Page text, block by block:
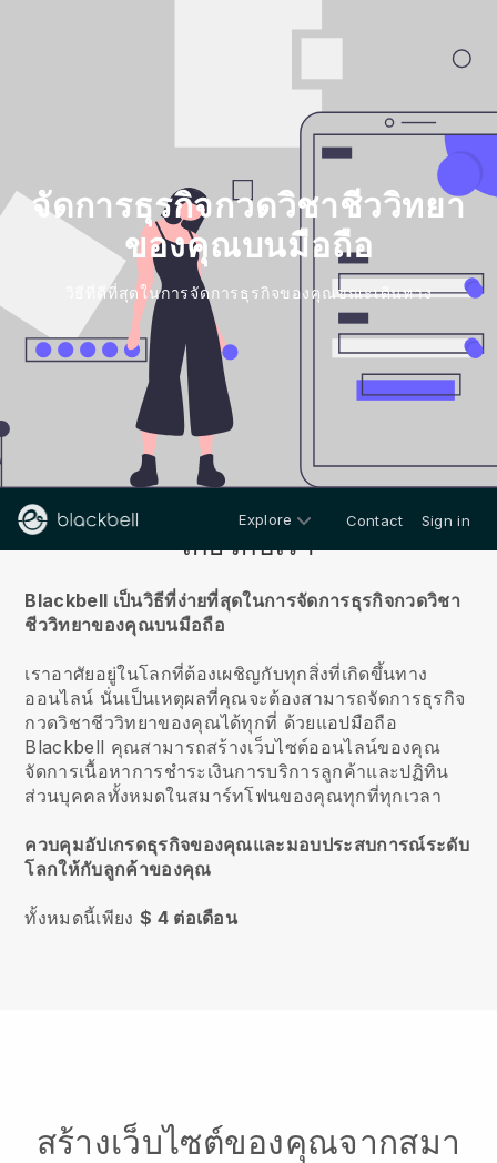
จัดการธุรกิจกวดวิชาชีววิทยา
ของคุณบนมือถือ
วิธีที่ดีที่สุดในการจัดการธุรกิจของคุณขณะเดินทาง
Explore Contact Sign in
เกี่ยวกับเรา
Blackbell เป็นวิธีที่ง่ายที่สุดในการจัดการธุรกิจกวดวิชา
ชีววิทยาของคุณบนมือถือ
เราอาศัยอยู่ในโลกที่ต้องเผชิญกับทุกสิ่งที่เกิดขึ้นทาง
ออนไลน์ นั่นเป็นเหตุผลที่คุณจะต้องสามารถจัดการธุรกิจ
กวดวิชาชีววิทยาของคุณได้ทุกที่ ด้วยแอปมือถือ
Blackbell คุณสามารถสร้างเว็บไซต์ออนไลน์ของคุณ
จัดการเนื้อหาการชำระเงินการบริการลูกค้าและปฏิทิน
ส่วนบุคคลทั้งหมดในสมาร์ทโฟนของคุณทุกที่ทุกเวลา
ควบคุมอัปเกรดธุรกิจของคุณและมอบประสบการณ์ระดับ
โลกให้กับลูกค้าของคุณ
ทั้งหมดนี้เพียง $ 4 ต่อเดือน
สร้างเว็บไซต์ของคุณจากสมา